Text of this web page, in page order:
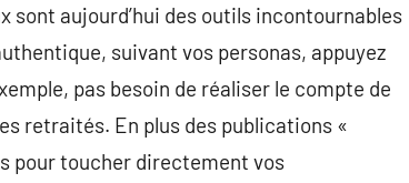
sont aujourd’hui des outils incontournables
suivant vos personas, appuyez
pas besoin de réaliser le compte de
retraités. En plus des publications «
pour toucher directement vos